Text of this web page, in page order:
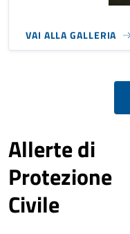
VAI ALLA GALLERIA
Allerte di
Protezione
Civile